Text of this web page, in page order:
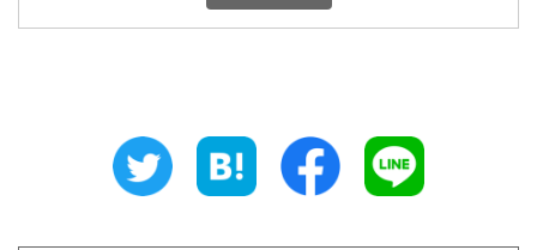
190円 三重県